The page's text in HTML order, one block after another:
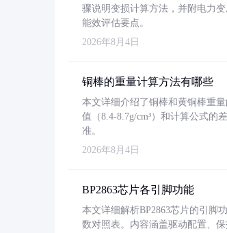
骤说明变损计算方法，并附电力
能效评估要点。
2026年8月4日
铜棒的重量计算方法有哪些
本文详细介绍了铜棒和黄铜棒重
值（8.4-8.7g/cm³）和计算公式的
准。
2026年8月4日
BP2863芯片各引脚功能
本文详细解析BP2863芯片的引脚
数对照表。内容涵盖驱动配置、